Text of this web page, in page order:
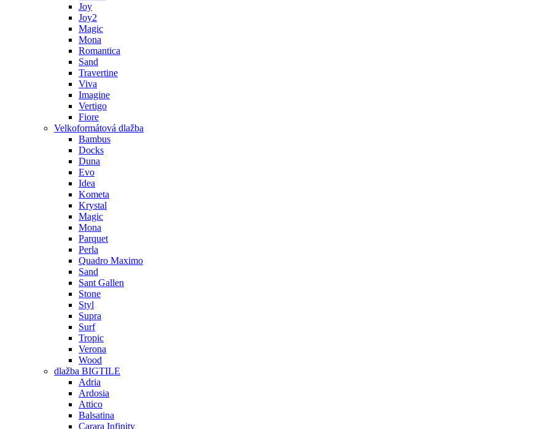
Joy
Joy2
Magic
Mona
Romantica
Sand
Travertine
Viva
Imagine
Vertigo
Fiore
Velkoformátová dlažba
Bambus
Docks
Duna
Evo
Idea
Kometa
Krystal
Magic
Mona
Parquet
Perla
Quadro Maximo
Sand
Sant Gallen
Stone
Styl
Supra
Surf
Tropic
Verona
Wood
dlažba BIGTILE
Adria
Ardosia
Attico
Balsatina
Carara Infinity